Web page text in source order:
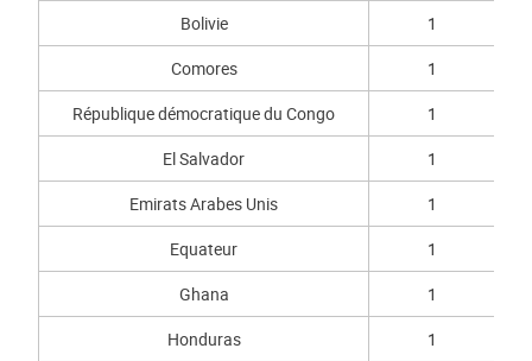
Bolivie
1
Comores
1
République démocratique du Congo
1
El Salvador
1
Emirats Arabes Unis
1
Equateur
1
Ghana
1
Honduras
1